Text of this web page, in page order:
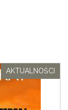
AKTUALNOŚCI